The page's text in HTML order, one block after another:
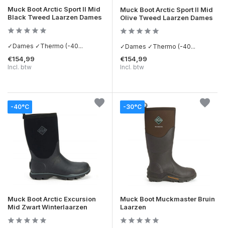
Muck Boot Arctic Sport II Mid
Black Tweed Laarzen Dames
✓Dames ✓Thermo (-40...
€154,99
Incl. btw
Muck Boot Arctic Sport II Mid
Olive Tweed Laarzen Dames
✓Dames ✓Thermo (-40...
€154,99
Incl. btw
-40°C
Muck Boot Arctic Excursion
Mid Zwart Winterlaarzen
-30°C
Muck Boot Muckmaster Bruin
Laarzen